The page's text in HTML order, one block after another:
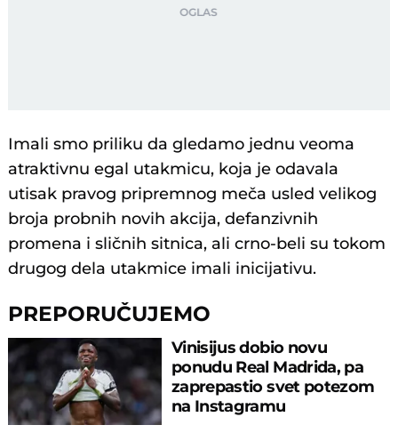
Imali smo priliku da gledamo jednu veoma
atraktivnu egal utakmicu, koja je odavala
utisak pravog pripremnog meča usled velikog
broja probnih novih akcija, defanzivnih
promena i sličnih sitnica, ali crno-beli su tokom
drugog dela utakmice imali inicijativu.
PREPORUČUJEMO
Vinisijus dobio novu
ponudu Real Madrida, pa
zaprepastio svet potezom
na Instagramu